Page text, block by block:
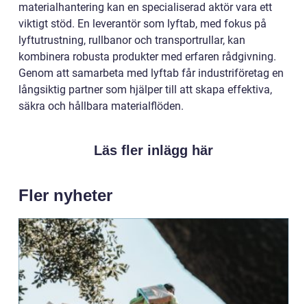
materialhantering kan en specialiserad aktör vara ett
viktigt stöd. En leverantör som lyftab, med fokus på
lyftutrustning, rullbanor och transportrullar, kan
kombinera robusta produkter med erfaren rådgivning.
Genom att samarbeta med lyftab får industriföretag en
långsiktig partner som hjälper till att skapa effektiva,
säkra och hållbara materialflöden.
Läs fler inlägg här
Fler nyheter